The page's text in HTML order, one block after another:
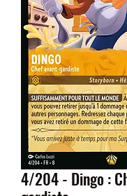
4/204 - Dingo :